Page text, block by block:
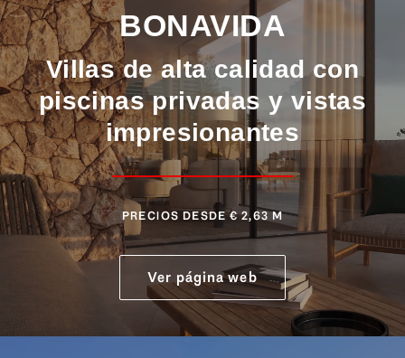
BONAVIDA
Villas de alta calidad con
piscinas privadas y vistas
impresionantes
PRECIOS DESDE € 2,63 M
Ver página web